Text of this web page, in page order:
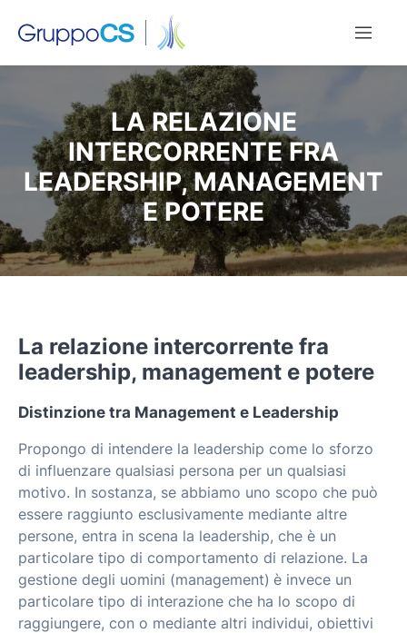
LA RELAZIONE
INTERCORRENTE FRA
LEADERSHIP, MANAGEMENT
E POTERE
La relazione intercorrente fra
leadership, management e potere
Distinzione tra Management e Leadership
Propongo di intendere la leadership come lo sforzo
di influenzare qualsiasi persona per un qualsiasi
motivo. In sostanza, se abbiamo uno scopo che può
essere raggiunto esclusivamente mediante altre
persone, entra in scena la leadership, che è un
particolare tipo di comportamento di relazione. La
gestione degli uomini (management) è invece un
particolare tipo di interazione che ha lo scopo di
raggiungere, con o mediante altri individui, obiettivi